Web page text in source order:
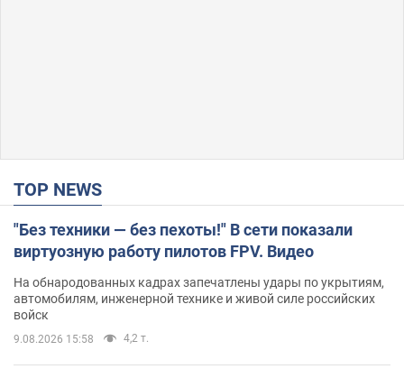
TOP NEWS
"Без техники — без пехоты!" В сети показали
виртуозную работу пилотов FPV. Видео
На обнародованных кадрах запечатлены удары по укрытиям,
автомобилям, инженерной технике и живой силе российских
войск
9.08.2026 15:58 4,2 т.